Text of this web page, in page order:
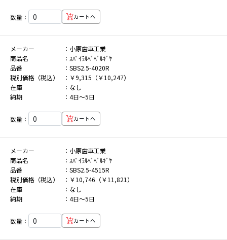
数量： カートへ
メーカー
小原歯車工業
商品名
ｽﾊﾟｲﾗﾙﾍﾞﾍﾞﾙｷﾞﾔ
品番
SBS2.5-4020R
税別価格（税込）
￥9,315（￥10,247）
在庫
なし
納期
4日～5日
数量： カートへ
メーカー
小原歯車工業
商品名
ｽﾊﾟｲﾗﾙﾍﾞﾍﾞﾙｷﾞﾔ
品番
SBS2.5-4515R
税別価格（税込）
￥10,746（￥11,821）
在庫
なし
納期
4日～5日
数量： カートへ